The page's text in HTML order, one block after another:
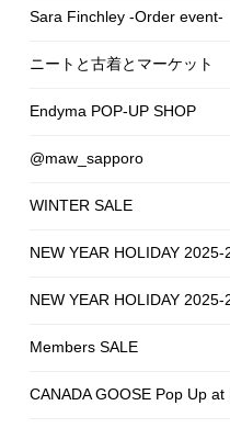
Sara Finchley -Order event-
ニートと古着とマーケット
Endyma POP-UP SHOP
@maw_sapporo
WINTER SALE
NEW YEAR HOLIDAY
NEW YEAR HOLIDAY
Members SALE
CANADA GOOSE Pop Up at